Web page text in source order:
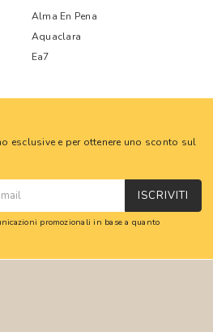
Alma En Pena
Aquaclara
Ea7
esclusive e per ottenere uno sconto sul
ISCRIVITI
promozionali in base a quanto